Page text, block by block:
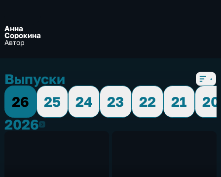
Анна
Сорокина
Автор
Выпуски
26
25 24 23 22 21
20
20262026